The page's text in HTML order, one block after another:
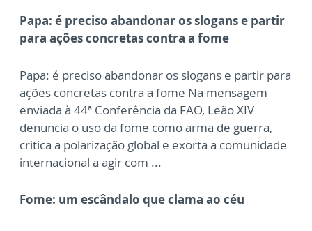
Papa: é preciso abandonar os slogans e partir
para ações concretas contra a fome
Papa: é preciso abandonar os slogans e partir para
ações concretas contra a fome Na mensagem
enviada à 44ª Conferência da FAO, Leão XIV
denuncia o uso da fome como arma de guerra,
critica a polarização global e exorta a comunidade
internacional a agir com ...
Fome: um escândalo que clama ao céu